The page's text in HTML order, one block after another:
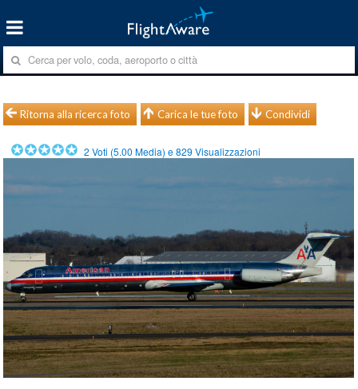
Ritorna alla ricerca foto Carica le tue foto Condividi
2 Voti (5.00 Media) e829 Visualizzazioni